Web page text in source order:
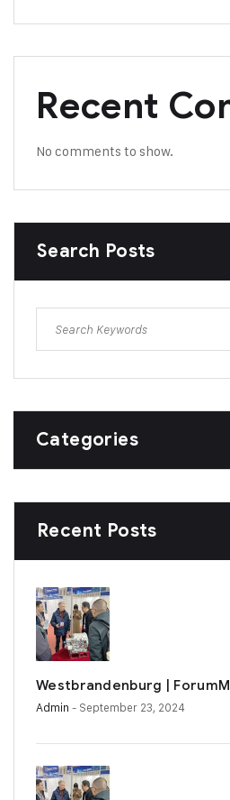
Recent
No comments to show.
Search Posts
Categories
Recent Posts
Westbrandenburg |
Admin - September 23, 2024